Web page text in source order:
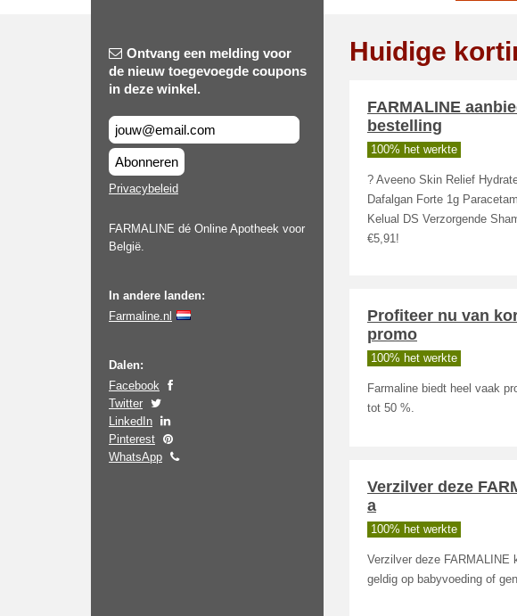
Ontvang een melding voor
de nieuw toegevoegde coupons
in deze winkel.
Abonneren
Privacybeleid
FARMALINE dé Online Apotheek voor
België.
In andere landen:
Farmaline.nl
Dalen:
Facebook
Twitter
LinkedIn
Pinterest
WhatsApp
Huidige
FARMALINE
bestelling
100% het werkte
? Aveeno Skin Relief
Dafalgan Forte 1g
Kelual DS Verzorgende
€5,91!
Profiteer nu van
promo
100% het werkte
Farmaline biedt heel vaak
tot 50 %.
Verzilver deze
a
100% het werkte
Verzilver deze FARMALINE
geldig op babyvoeding of